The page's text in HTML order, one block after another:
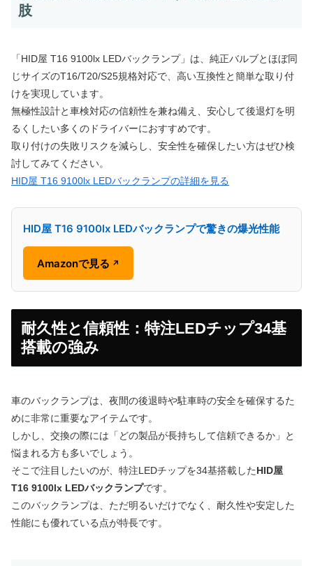
肢
「HID屋 T16 9100lx LEDバックランプ」は、純正バルブとほぼ同
じサイズのT16/T20/S25規格対応で、高い互換性と簡単な取り付
けを実現しています。
無極性設計と車検対応の信頼性を兼ね備え、安心して後退灯を明
るくしたい多くのドライバーにおすすめです。
取り付けの失敗リスクを減らし、安全性を確保したい方はぜひ検
討してみてください。
HID屋 T16 9100lx LEDバックランプの詳細を見る
HID屋 T16 9100lx LEDバックランプで驚きの爆光性能
Amazonで見る ↗
耐久性と信頼性：特注LEDチップ34基
搭載の強み
車のバックランプは、夜間の後退時や駐車時の安全を確保するた
めに非常に重要なアイテムです。
しかし、交換の際には「どの製品が長持ちして信頼できるか」と
悩まれる方も多いでしょう。
そこで注目したいのが、特注LEDチップを34基搭載したHID屋
T16 9100lx LEDバックランプです。
このバックランプは、ただ明るいだけでなく、耐久性や安定した
性能にも優れている点が特長です。